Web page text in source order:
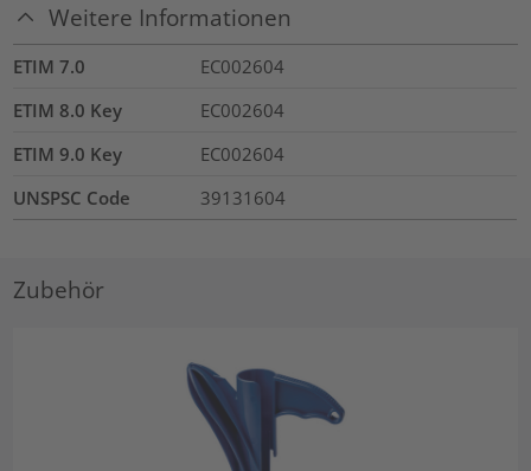
Weitere Informationen
ETIM 7.0
EC002604
ETIM 8.0 Key
EC002604
ETIM 9.0 Key
EC002604
UNSPSC Code
39131604
Zubehör